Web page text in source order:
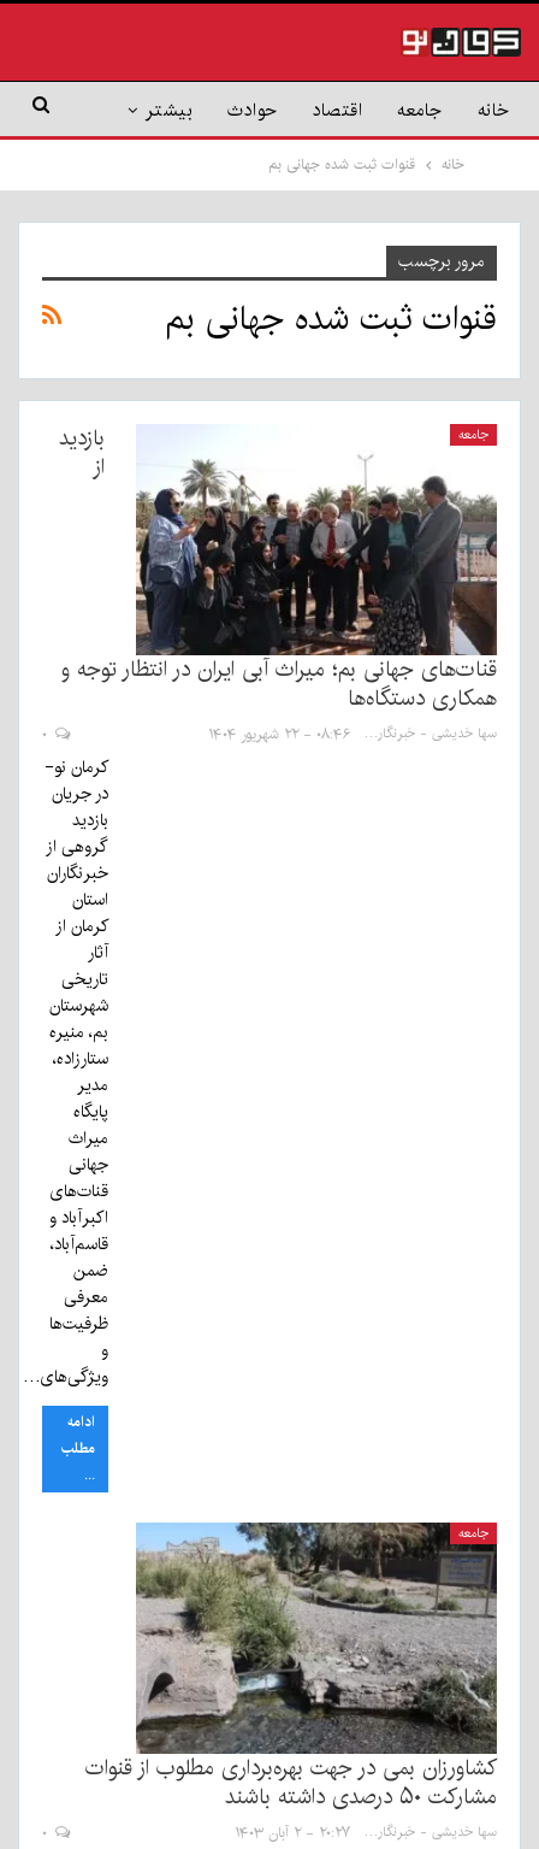
خانه جامعه اقتصاد حوادث بیشتر
خانه قنوات ثبت شده جهانی بم
مرور برچسب
قنوات ثبت شده جهانی بم
جامعه
بازدید
از
قنات‌های جهانی بم؛ میراث آبی ایران در انتظار توجه و
همکاری دستگاه‌ها
سها خدیشی - خبرنگار ۰۸:۴۶ - ۲۲ شهریور ۱۴۰۴
کرمان نو-
در جریان
بازدید
گروهی از
خبرنگاران
استان
کرمان از
آثار
تاریخی
شهرستان
بم، منیره
ستارزاده،
مدیر
پایگاه
میراث
جهانی
قنات‌های
اکبرآباد و
قاسم‌آباد،
ضمن
معرفی
ظرفیت‌ها
و
ویژگی‌های…
ادامه
مطلب
...
جامعه
کشاورزان بمی در جهت بهره‌برداری مطلوب از قنوات
مشارکت ۵۰ درصدی داشته باشند
سها خدیشی - خبرنگار ۲۰:۲۷ - ۲ آبان ۱۴۰۳